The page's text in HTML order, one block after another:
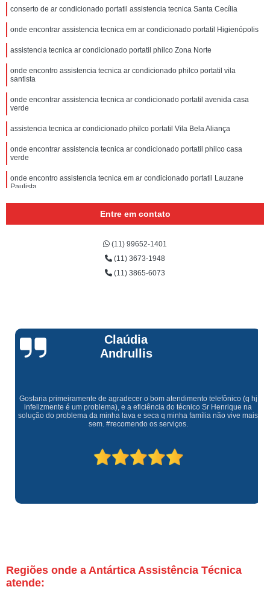
conserto de ar condicionado portatil assistencia tecnica Santa Cecília
onde encontrar assistencia tecnica em ar condicionado portatil Higienópolis
assistencia tecnica ar condicionado portatil philco Zona Norte
onde encontro assistencia tecnica ar condicionado philco portatil vila
santista
onde encontrar assistencia tecnica ar condicionado portatil avenida casa
verde
assistencia tecnica ar condicionado philco portatil Vila Bela Aliança
onde encontrar assistencia tecnica ar condicionado portatil philco casa
verde
onde encontro assistencia tecnica em ar condicionado portatil Lauzane
Paulista
Entre em contato
(11) 99652-1401
(11) 3673-1948
(11) 3865-6073
Claúdia
Andrullis
Gostaria primeiramente de agradecer o bom atendimento telefônico (q hj
infelizmente é um problema), e a eficiência do técnico Sr Henrique na
solução do problema da minha lava e seca q minha família não vive mais
sem. #recomendo os serviços.
Regiões onde a Antártica Assistência Técnica
atende: